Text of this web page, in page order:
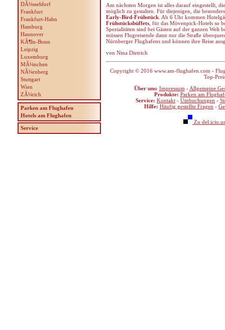
Am nächsten Morgen ist alles darauf eingestellt,
möglich zu gestalten. Für diejenigen, die
Early-Bird-Frühstück . Ab 6 Uhr kommen
Frühstücksbüffets , für das Mövenpick-Hotels so
Spezialitäten sind bei Gästen auf der ganzen Welt
müssen Flugreisende dann nur die Straße
Nürnberger Flughafens und können ihre Reise
von Nina Dietrich
Copyright © 2016 www.am-flughafen.com -
Top-
Über uns: Impressum - Allgemeine
Produkte: Parken am
Service: Kontakt - Umbuchungen -
Hilfe: Häufig gestellte Fragen -
Zu
DÃ¼sseldorf
Frankfurt
Frankfurt-Hahn
Hamburg
Hannover
KÃ¶ln-Bonn
Leipzig
Luxemburg
MÃ¼nchen
NÃ¼rnberg
Stuttgart
Wien
ZÃ¼rich
Parken am Flughafen
Hotels am Flughafen
Service